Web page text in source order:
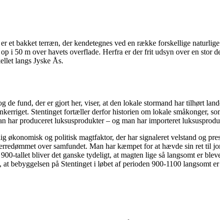
et bakket terræn, der kendetegnes ved en række forskellige
i 50 m over havets overflade. Herfra er der frit udsyn over en stor
langs Jyske Ås.
fund, der er gjort her, viser, at den lokale stormand har tilhørt
Stentinget fortæller derfor historien om lokale småkonger,
har produceret luksusprodukter – og man har importeret
og politisk magtfaktor, der har signaleret velstand og
over samfundet. Man har kæmpet for at hævde sin ret til
tallet bliver det ganske tydeligt, at magten lige så langsomt er
bebyggelsen på Stentinget i løbet af perioden 900-1100 langsomt